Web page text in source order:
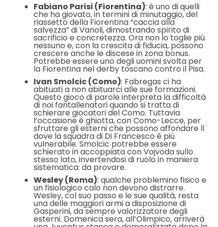
Fabiano Parisi (Fiorentina): è uno di quelli
che ha giovato, in termini di minutaggio, del
riassetto della Fiorentina “caccia alla
salvezza” di Vanoli, dimostrando spirito di
sacrificio e concretezza. Ora non lo toglie più
nessuno e, con la crescita di fiducia, possono
crescere anche le discese in zona bonus.
Potrebbe essere uno degli uomini svolta per
la Fiorentina nel derby toscano contro il Pisa.
Ivan Smolcic (Como): Fabregas ci ha
abituati a non abituarci alle sue formazioni.
Questo gioco di parole interpreta la difficoltà
di noi fantallenatori quando si tratta di
schierare giocatori del Como. Tuttavia
l’occasione è ghiotta, con Como-Lecce, per
sfruttare gli esterni che possono affondare lì
dove la squadra di Di Francesco è più
vulnerabile. Smolcic potrebbe essere
schierato in accoppiata con Vojvoda sullo
stesso lato, invertendosi di ruolo in maniera
sistematica: da provare.
Wesley (Roma): qualche problemino fisico e
un fisiologico calo non devono distrarre.
Wesley, col suo passo e le sue qualità, resta
una delle maggiori armi a disposizione di
Gasperini, da sempre valorizzatore degli
esterni. Domenica sera, all’Olimpico, arriverà